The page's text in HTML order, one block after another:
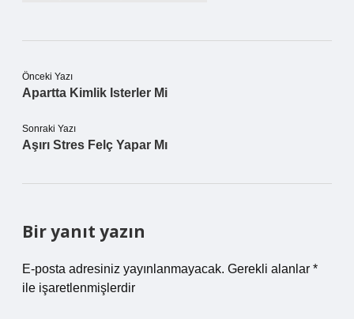
Önceki Yazı
Apartta Kimlik Isterler Mi
Sonraki Yazı
Aşırı Stres Felç Yapar Mı
Bir yanıt yazın
E-posta adresiniz yayınlanmayacak. Gerekli alanlar *
ile işaretlenmişlerdir